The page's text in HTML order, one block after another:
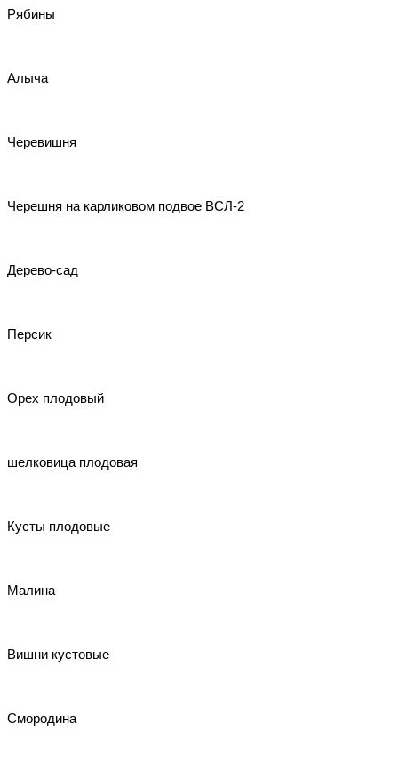
Рябины
Алыча
Черевишня
Черешня на карликовом подвое ВСЛ-2
Дерево-сад
Персик
Орех плодовый
шелковица плодовая
Кусты плодовые
Малина
Вишни кустовые
Смородина